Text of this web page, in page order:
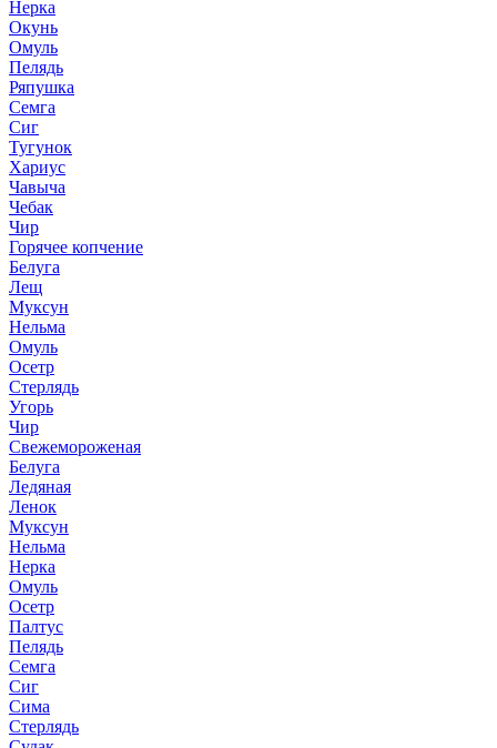
Нерка
Окунь
Омуль
Пелядь
Ряпушка
Семга
Сиг
Тугунок
Хариус
Чавыча
Чебак
Чир
Горячее копчение
Белуга
Лещ
Муксун
Нельма
Омуль
Осетр
Стерлядь
Угорь
Чир
Свежемороженая
Белуга
Ледяная
Ленок
Муксун
Нельма
Нерка
Омуль
Осетр
Палтус
Пелядь
Семга
Сиг
Сима
Стерлядь